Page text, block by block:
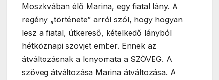
Moszkvában élő Marina, egy fiatal lány. A
regény „története” arról szól, hogy hogyan
lesz a fiatal, útkereső, kételkedő lányból
hétköznapi szovjet ember. Ennek az
átváltozásnak a lenyomata a SZÖVEG. A
szöveg átváltozása Marina átváltozása. A